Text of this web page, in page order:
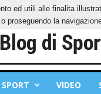
VIDEO
ed utili alle finalita
proseguendo la